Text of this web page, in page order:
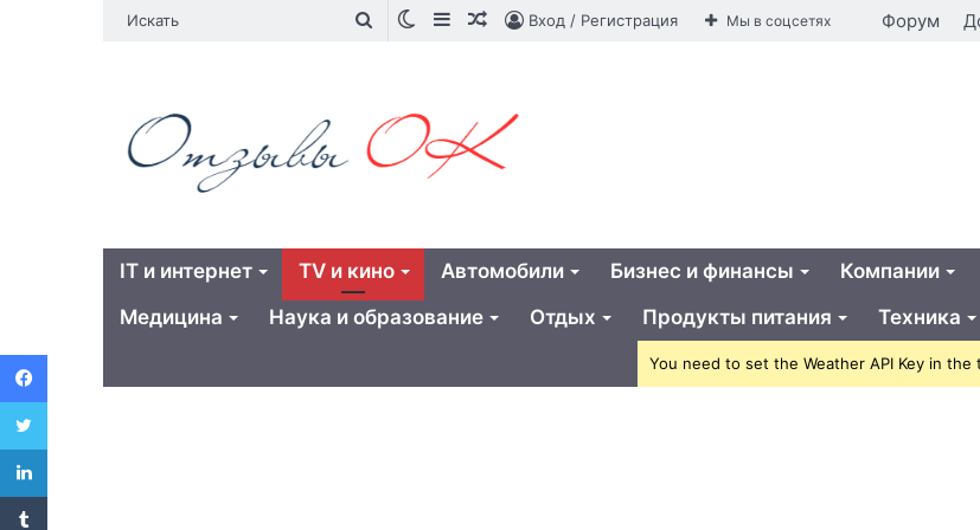
Искать SwitchSidebarСлучайная
Вход / Регистрация Мы в соцсетях Форум
IT и интернет TV и кино Автомобили Бизнес и финансы Компании
Медицина
Наука и образование Отдых Продукты питания Техника
You need to set the Weather API Key in
Facebook
Twitter
LinkedIn
Tumblr